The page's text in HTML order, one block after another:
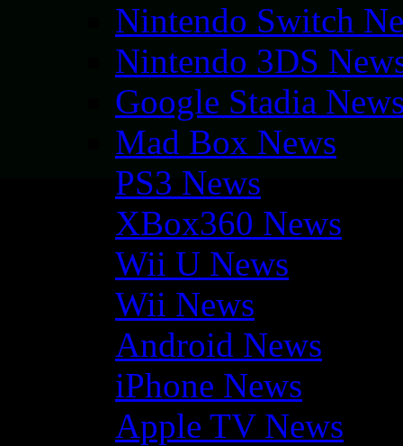
Nintendo Switch
Nintendo 3DS
Google Stadia
Mad Box News
PS3 News
XBox360 News
Wii U News
Wii News
Android News
iPhone News
Apple TV News